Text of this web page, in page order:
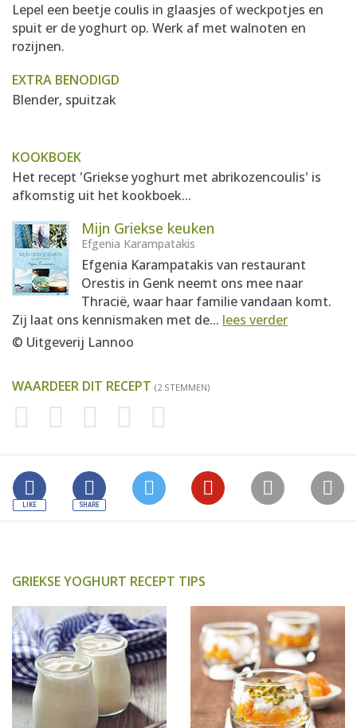
Lepel een beetje coulis in glaasjes of weckpotjes en
spuit er de yoghurt op. Werk af met walnoten en
rozijnen.
EXTRA BENODIGD
Blender, spuitzak
KOOKBOEK
Het recept 'Griekse yoghurt met abrikozencoulis' is
afkomstig uit het kookboek...
Mijn Griekse keuken
Efgenia Karampatakis
Efgenia Karampatakis van restaurant
Orestis in Genk neemt ons mee naar
Thracië, waar haar familie vandaan komt.
Zij laat ons kennismaken met de... lees verder
© Uitgeverij Lannoo
WAARDEER DIT RECEPT (2 STEMMEN)
GRIEKSE YOGHURT RECEPT TIPS